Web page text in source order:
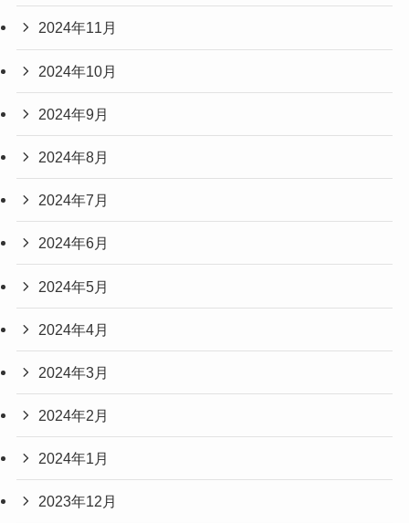
2024年11月
2024年10月
2024年9月
2024年8月
2024年7月
2024年6月
2024年5月
2024年4月
2024年3月
2024年2月
2024年1月
2023年12月